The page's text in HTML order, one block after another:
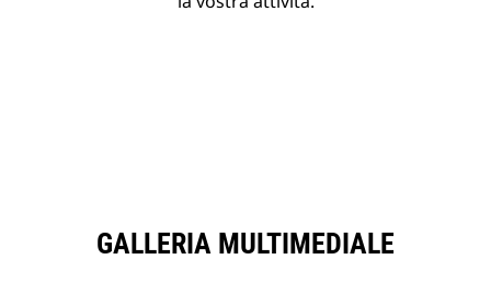
GALLERIA MULTIMEDIALE